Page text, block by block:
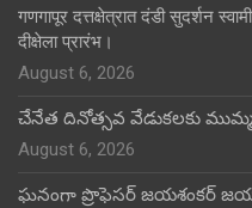
गणगापूर दत्तक्षेत्रात दंडी सुदर्शन
दीक्षेला प्रारंभ।
August 6, 2026
చేనేత దినోత్సవ వేడుకలకు
August 6, 2026
ఘనంగా ప్రొఫెసర్ జయశంకర్